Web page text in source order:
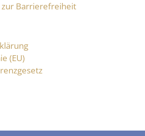
zur Barrierefreiheit
(EU)